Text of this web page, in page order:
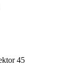
45